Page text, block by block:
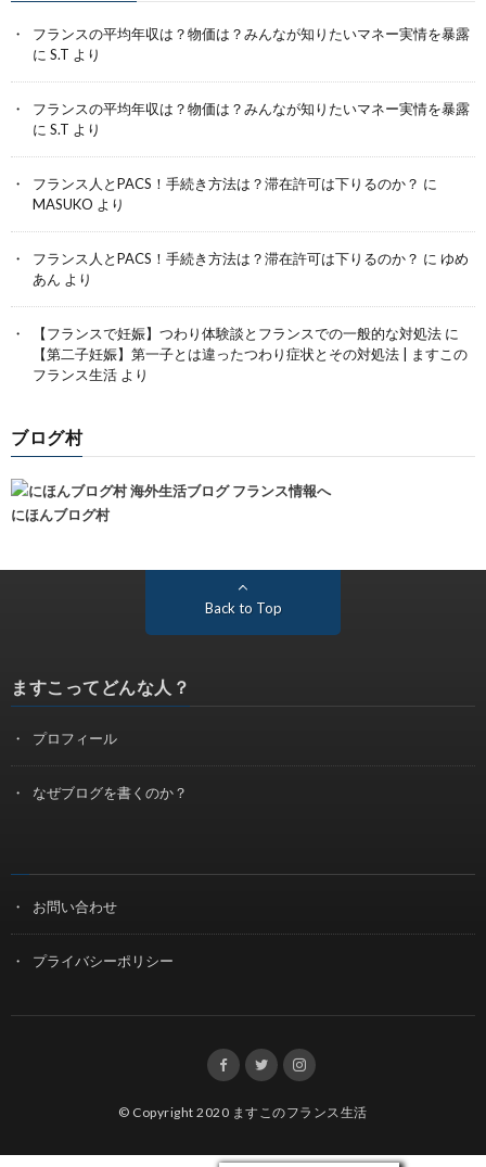
フランスの平均年収は？物価は？みんなが知りたいマネー実情を暴露
に S.T より
フランスの平均年収は？物価は？みんなが知りたいマネー実情を暴露
に S.T より
フランス人とPACS！手続き方法は？滞在許可は下りるのか？ に
MASUKO より
フランス人とPACS！手続き方法は？滞在許可は下りるのか？ に ゆめ
あん より
【フランスで妊娠】つわり体験談とフランスでの一般的な対処法 に
【第二子妊娠】第一子とは違ったつわり症状とその対処法 | ますこの
フランス生活 より
ブログ村
にほんブログ村
Back to Top
ますこってどんな人？
プロフィール
なぜブログを書くのか？
お問い合わせ
プライバシーポリシー
© Copyright 2020 ますこのフランス生活